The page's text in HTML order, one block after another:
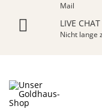
Mail
LIVE CHAT
Nicht lange